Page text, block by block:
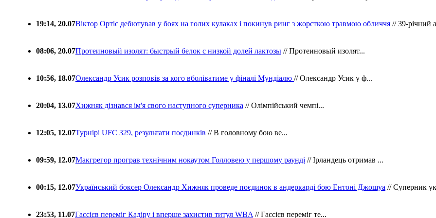
19:14, 20.07Віктор Ортіс дебютував у боях на голих кулаках і покинув ринг з жорсткою травмою обличчя // 39-річний
08:06, 20.07Протеиновый изолят: быстрый белок с низкой долей лактозы // Протеиновый изолят...
10:56, 18.07Олександр Усик розповів за кого вболіватиме у фіналі Мундіалю // Олександр Усик у ф...
20:04, 13.07Хижняк дізнався ім'я свого наступного суперника // Олімпійський чемпі...
12:05, 12.07Турнірі UFC 329, результати поєдинків // В головному бою ве...
09:59, 12.07Макгрегор програв технічним нокаутом Голловею у першому раунді // Ірландець отримав ...
00:15, 12.07Український боксер Олександр Хижняк проведе поєдинок в андеркарді бою Ентоні Джошуа // Суперник
23:53, 11.07Гассієв переміг Кадіру і вперше захистив титул WBA // Гассієв переміг те...